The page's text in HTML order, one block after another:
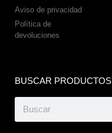
Aviso de privacidad
Política de
devoluciones
BUSCAR PRODUCTOS